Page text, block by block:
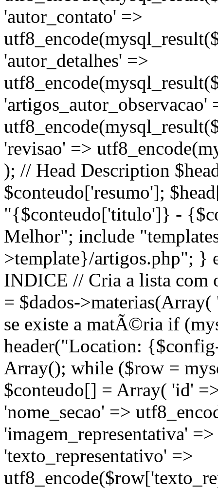
'autor_contato' =>
'autor_detalhes' =>
'artigos_autor_observacao'
'revisao' =>
); // Head Description
$conteudo['resumo'];
"{$conteudo['titulo']} -
Melhor"; include
>template}/artigos.php";
INDICE // Cria a lista com
= $dados-
se existe a matÃ©ria if
header("Location:
Array(); while ($row =
$conteudo[] = Array( 'id'
'nome_secao' =>
'imagem_representativa'
'texto_representativo' =>